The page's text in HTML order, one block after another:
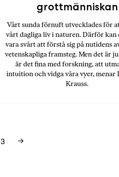
grottmänniskan
Vårt sunda förnuft utvecklades för
vårt dagliga liv i naturen. Därför kan
vara svårt att förstå sig på nutidens
vetenskapliga framsteg. Men det är
är det fina med forskning, att
intuition och vidga våra vyer, menar
Krauss.
3 →